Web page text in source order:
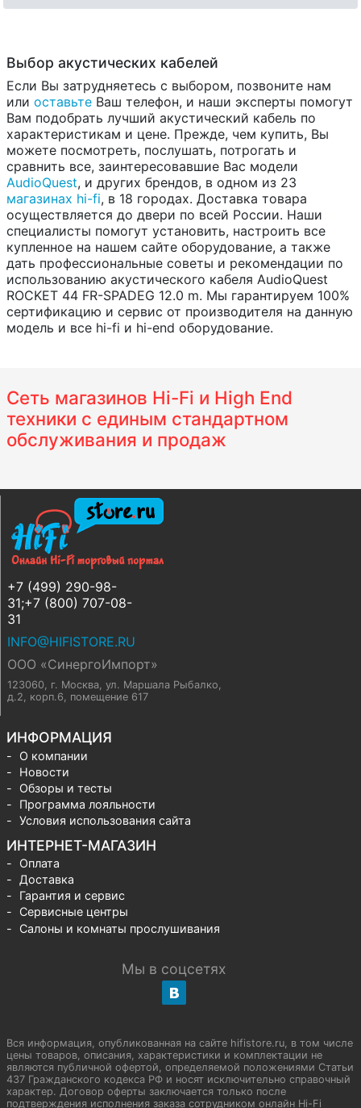
Выбор акустических кабелей
Если Вы затрудняетесь с выбором, позвоните нам
или оставьте Ваш телефон, и наши эксперты помогут
Вам подобрать лучший акустический кабель по
характеристикам и цене. Прежде, чем купить, Вы
можете посмотреть, послушать, потрогать и
сравнить все, заинтересовавшие Вас модели
AudioQuest, и других брендов, в одном из 23
магазинах hi-fi, в 18 городах. Доставка товара
осуществляется до двери по всей России. Наши
специалисты помогут установить, настроить все
купленное на нашем сайте оборудование, а также
дать профессиональные советы и рекомендации по
использованию акустического кабеля AudioQuest
ROCKET 44 FR-SPADEG 12.0 m. Мы гарантируем 100%
сертификацию и сервис от производителя на данную
модель и все hi-fi и hi-end оборудование.
Сеть магазинов Hi-Fi и High End
техники с единым стандартном
обслуживания и продаж
+7 (499) 290-98-
31;+7 (800) 707-08-
31
INFO@HIFISTORE.RU
ООО «СинергоИмпорт»
123060, г. Москва, ул. Маршала Рыбалко,
д.2, корп.6, помещение 617
ИНФОРМАЦИЯ
О компании
Новости
Обзоры и тесты
Программа лояльности
Условия использования сайта
ИНТЕРНЕТ-МАГАЗИН
Оплата
Доставка
Гарантия и сервис
Сервисные центры
Салоны и комнаты прослушивания
Мы в соцсетях
Вся информация, опубликованная на сайте hifistore.ru, в том числе
цены товаров, описания, характеристики и комплектации не
являются публичной офертой, определяемой положениями Статьи
437 Гражданского кодекса РФ и носят исключительно справочный
характер. Договор оферты заключается только после
подтверждения исполнения заказа сотрудником онлайн Hi-Fi